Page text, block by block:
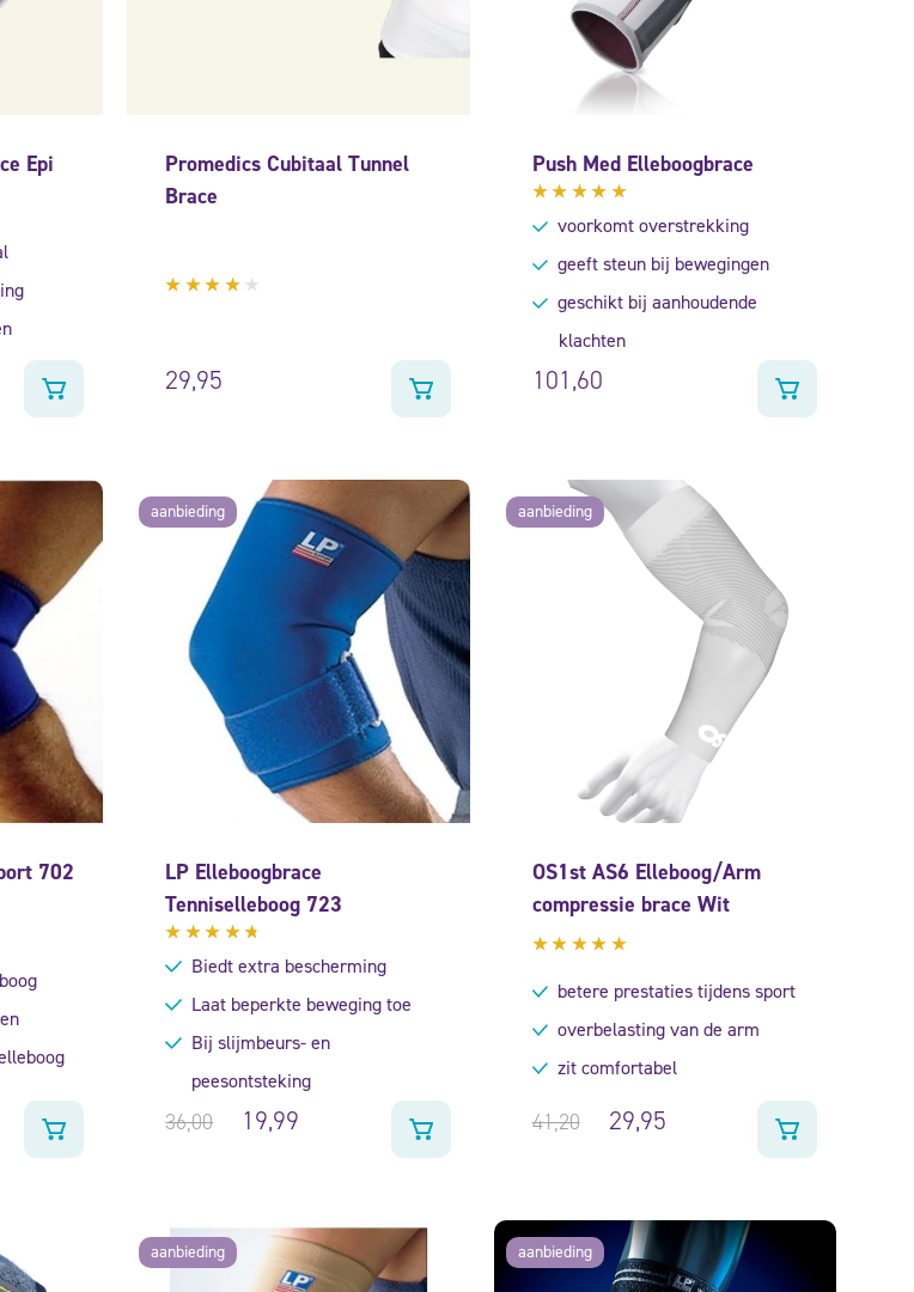
Epi
Promedics Cubitaal Tunnel
Brace
29,95
Push Med Elleboogbrace
Gewaardeerd
5.00uit
voorkomt overstrekking
geeft steun bij bewegingen
geschikt bij aanhoudende
klachten
101,60
702
aanbieding
LP Elleboogbrace
Tenniselleboog 723
Gewaardeerd
4.50Biedt extra bescherming
Laat beperkte beweging toe
Bij slijmbeurs- en
peesontsteking
36,00 19,99
aanbieding
OS1st AS6 Elleboog/Arm
compressie brace Wit
5.00uit
5
betere prestaties tijdens sport
overbelasting van de arm
zit comfortabel
41,20 29,95
aanbieding aanbieding